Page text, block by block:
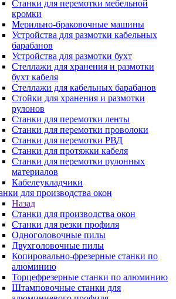
Станки для перемотки мебельной
кромки
Мерильно-браковочные машины
Устройства для размотки кабельных
барабанов
Устройства для размотки бухт
Стеллажи для хранения и размотки
бухт кабеля
Стеллажи для кабельных барабанов
Стойки для хранения и размотки
рулонов
Станки для перемотки ленты
Станки для перемотки проволоки
Станки для перемотки РВД
Станки для протяжки кабеля
Станки для перемотки рулонных
материалов
Кабелеукладчики
для производства окон
Назад
Станки для производства окон
Станки для резки профиля
Одноголовочные пилы
Двухголовочные пилы
Копировально-фрезерные станки по
алюминию
Торцефрезерные станки по алюминию
Штамповочные станки для